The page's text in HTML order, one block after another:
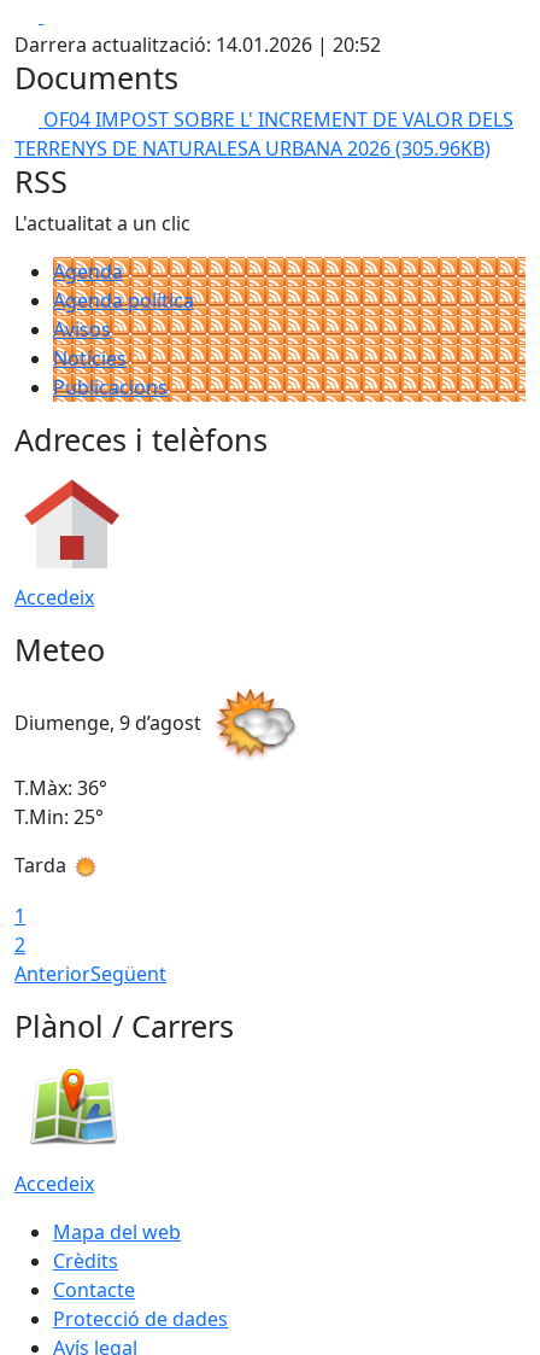
Darrera actualització: 14.01.2026 | 20:52
Documents
OF04 IMPOST SOBRE L' INCREMENT DE VALOR DELS
TERRENYS DE NATURALESA URBANA 2026(305.96KB)
RSS
L'actualitat a un clic
Agenda
Agenda política
Avisos
Notícies
Publicacions
Adreces i telèfons
Accedeix
Meteo
Diumenge, 9 d’agost
T.Màx: 36°
T.Min: 25°
Tarda
1
2
AnteriorSegüent
Plànol / Carrers
Accedeix
Mapa del web
Crèdits
Contacte
Protecció de dades
Avís legal